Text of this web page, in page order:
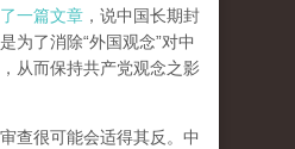
一篇文章 ，说中国长期封
为了消除“外国观念”对中
从而保持共产党观念之影
查很可能会适得其反。中